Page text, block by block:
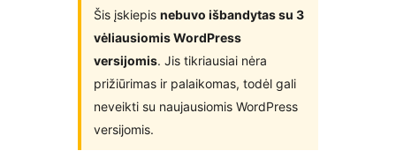
Šis įskiepis nebuvo išbandytas su 3
vėliausiomis WordPress
versijomis. Jis tikriausiai nėra
prižiūrimas ir palaikomas, todėl gali
neveikti su naujausiomis WordPress
versijomis.